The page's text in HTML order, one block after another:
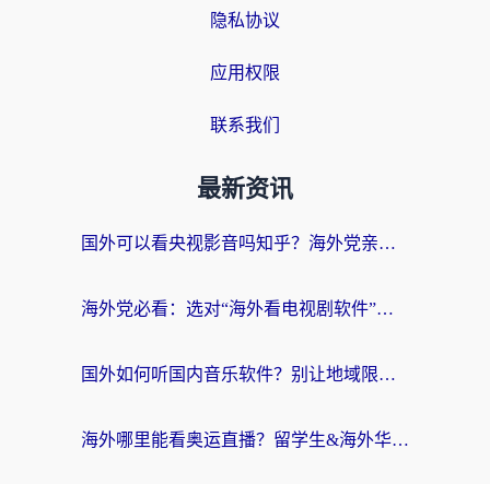
隐私协议
应用权限
联系我们
最新资讯
国外可以看央视影音吗知乎？海外党亲测有效的回国加速方案
海外党必看：选对“海外看电视剧软件”，再也不用愁国内剧刷不了
国外如何听国内音乐软件？别让地域限制，断了你的中文歌单
海外哪里能看奥运直播？留学生&海外华人必看的体育赛事观赛终极指南